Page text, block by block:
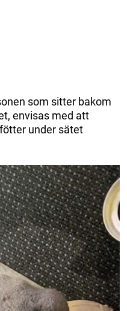
som sitter bakom
envisas med att
under sätet